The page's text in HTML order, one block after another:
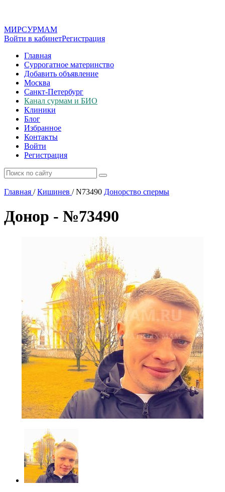
МИРСУРМАМ
Войти в кабинетРегистрация
Главная
Суррогатное материнство
Добавить объявление
Москва
Санкт-Петербург
Канал сурмам и БИО
Клиники
Блог
Избранное
Контакты
Войти
Регистрация
Главная / Кишинев /N73490 Донорство спермы
Донор - №73490